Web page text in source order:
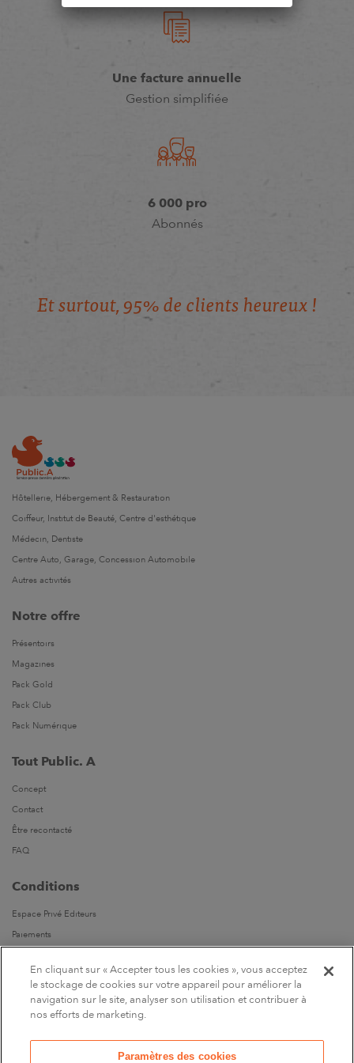
Une facture annuelle
Gestion simplifiée
6 000 pro
Abonnés
Et surtout, 95% de clients heureux !
Hôtellerie, Hébergement & Restauration
Coiffeur, Institut de Beauté, Centre d'esthétique
Médecin, Dentiste
Centre Auto, Garage, Concession Automobile
Autres activités
Notre offre
Présentoirs
Magazines
Pack Gold
Pack Club
Pack Numérique
Tout Public. A
Concept
Contact
Être recontacté
FAQ
Conditions
Espace Privé Editeurs
Paiements
Parrainages
Suivez-nous
En cliquant sur « Accepter tous les cookies », vous acceptez
le stockage de cookies sur votre appareil pour améliorer la
navigation sur le site, analyser son utilisation et contribuer à
nos efforts de marketing.
Paramètres des cookies